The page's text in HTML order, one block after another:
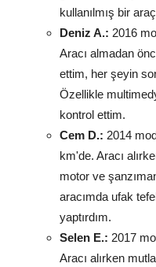
kullanılmış bir
Deniz A.: 2016
Aracı almadan
ettim, her şeyin
Özellikle
kontrol ettim.
Cem D.: 2014
km'de. Aracı
motor ve
aracımda ufak
yaptırdım.
Selen E.: 2017
Aracı alırken